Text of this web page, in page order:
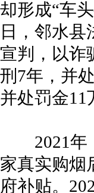
却形成“车
日，邻水
宣判，以诈
刑7年，并
并处罚金11
2021年，
家真实购烟
府补贴。